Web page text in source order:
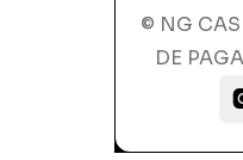
© NG
DE